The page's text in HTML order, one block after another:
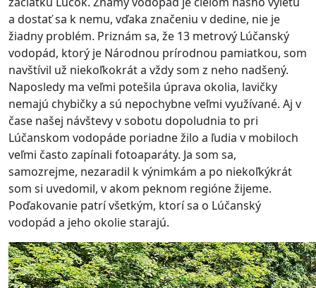
a dostať sa k nemu, vďaka značeniu v dedine, nie je
žiadny problém. Priznám sa, že 13 metrový Lúčanský
vodopád, ktorý je Národnou prírodnou pamiatkou, som
navštívil už niekoľkokrát a vždy som z neho nadšený.
Naposledy ma veľmi potešila úprava okolia, lavičky
nemajú chybičky a sú nepochybne veľmi využívané. Aj v
čase našej návštevy v sobotu dopoludnia to pri
Lúčanskom vodopáde poriadne žilo a ľudia v mobiloch
veľmi často zapínali fotoaparáty. Ja som sa,
samozrejme, nezaradil k výnimkám a po niekoľkýkrát
som si uvedomil, v akom peknom regióne žijeme.
Poďakovanie patrí všetkým, ktorí sa o Lúčanský
vodopád a jeho okolie starajú.